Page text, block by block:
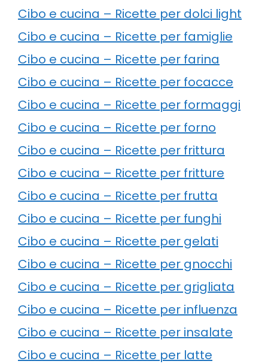
Cibo e cucina – Ricette per dolci light
Cibo e cucina – Ricette per famiglie
Cibo e cucina – Ricette per farina
Cibo e cucina – Ricette per focacce
Cibo e cucina – Ricette per formaggi
Cibo e cucina – Ricette per forno
Cibo e cucina – Ricette per frittura
Cibo e cucina – Ricette per fritture
Cibo e cucina – Ricette per frutta
Cibo e cucina – Ricette per funghi
Cibo e cucina – Ricette per gelati
Cibo e cucina – Ricette per gnocchi
Cibo e cucina – Ricette per grigliata
Cibo e cucina – Ricette per influenza
Cibo e cucina – Ricette per insalate
Cibo e cucina – Ricette per latte